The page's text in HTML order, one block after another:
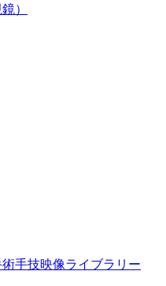
）
手技映像ライブラリー